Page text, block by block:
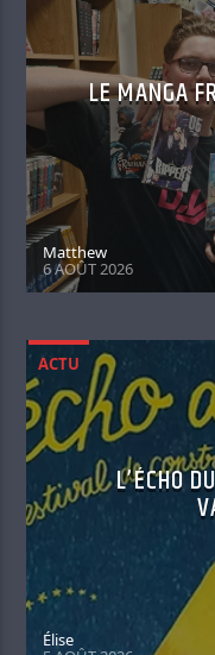
LE MANGA
Matthew
6 AOÛT 2026
ACTU
L’ÉCHO
Élise